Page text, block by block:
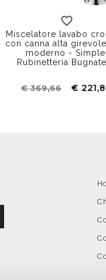
Miscelatore lavabo
con canna alta
moderno - Simple,
Rubinetteria
€ 369,66 €